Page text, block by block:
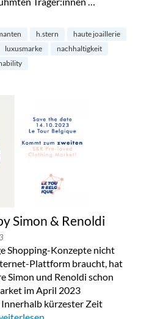
– die Zukunft?“
h.stern
haute joaillerie
luxusmarke
nachhaltigkeit
Simon & Renoldi
Shopping-Konzepte nicht
Plattform braucht, hat
Simon und Renoldi schon
im April 2023
kürzester Zeit
Market by Simon &